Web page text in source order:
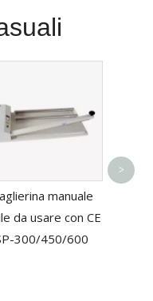
manuale
da usare con CE
300/450/600
a
>